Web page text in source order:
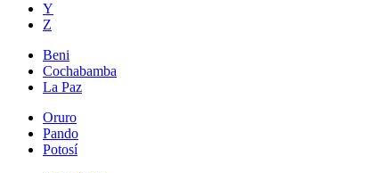
Y
Z
Beni
Cochabamba
La Paz
Oruro
Pando
Potosí